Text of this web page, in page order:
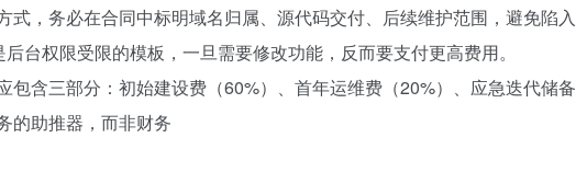
式，务必在合同中标明域名归属、源代码交付、后续维护范围，避免陷
台权限受限的模板，一旦需要修改功能，反而要支付更高费用。
包含三部分：初始建设费（60%）、首年运维费（20%）、应急迭代储
的助推器，而非财务